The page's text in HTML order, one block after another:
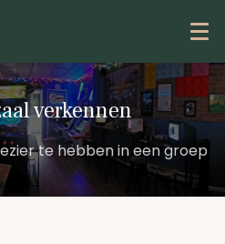
verkennen
te hebben in een groep